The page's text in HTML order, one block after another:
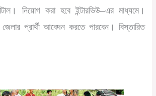
নিয়োগ করা হবে ইন্টারভিউ–এর মাধ্যমে।
জেলার প্রার্থী আবেদন করতে পারবেন। বিস্তারিত